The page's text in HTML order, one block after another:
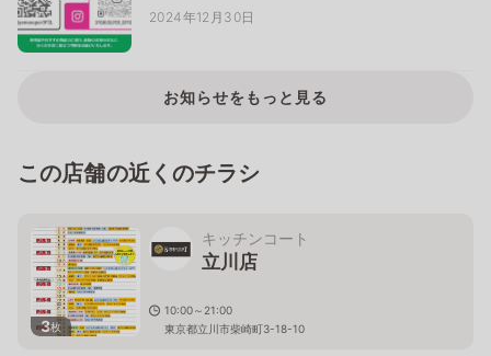
2024年12月30日
お知らせをもっと見る
この店舗の近くのチラシ
3枚
キッチンコート
立川店
10:00～21:00
東京都立川市柴崎町3-18-10